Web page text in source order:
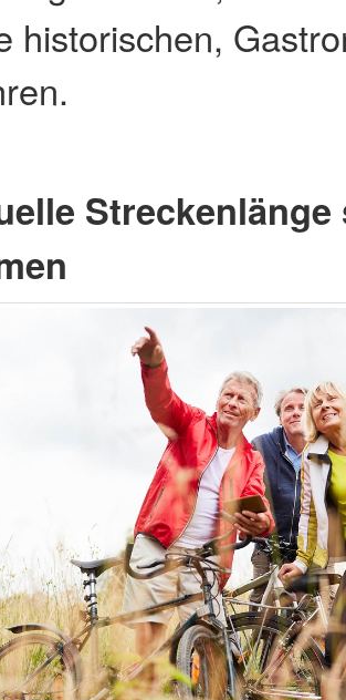
historischen,
Streckenlänge